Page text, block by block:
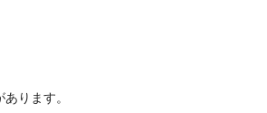
ります。